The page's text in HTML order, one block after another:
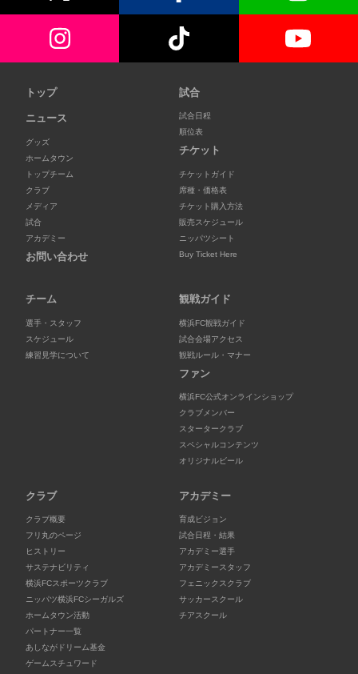
トップ
ニュース
グッズ
ホームタウン
トップチーム
クラブ
メディア
試合
アカデミー
お問い合わせ
試合
試合日程
順位表
チケット
チケットガイド
席種・価格表
チケット購入方法
販売スケジュール
ニッパツシート
Buy Ticket Here
チーム
選手・スタッフ
スケジュール
練習見学について
観戦ガイド
横浜FC観戦ガイド
試合会場アクセス
観戦ルール・マナー
ファン
横浜FC公式オンラインショップ
クラブメンバー
スタータークラブ
スペシャルコンテンツ
オリジナルビール
クラブ
クラブ概要
フリ丸のページ
ヒストリー
サステナビリティ
横浜FCスポーツクラブ
ニッパツ横浜FCシーガルズ
ホームタウン活動
パートナー一覧
あしながドリーム基金
ゲームスチュワード
アカデミー
育成ビジョン
試合日程・結果
アカデミー選手
アカデミースタッフ
フェニックスクラブ
サッカースクール
チアスクール